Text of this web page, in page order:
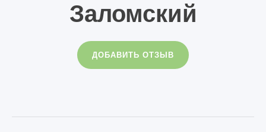
Заломский
ДОБАВИТЬ ОТЗЫВ